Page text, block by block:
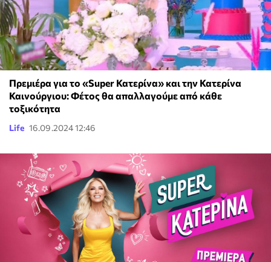
Πρεμιέρα για το «Super Κατερίνα» και την Κατερίνα
Καινούργιου: Φέτος θα απαλλαγούμε από κάθε
τοξικότητα
Life 16.09.2024 12:46